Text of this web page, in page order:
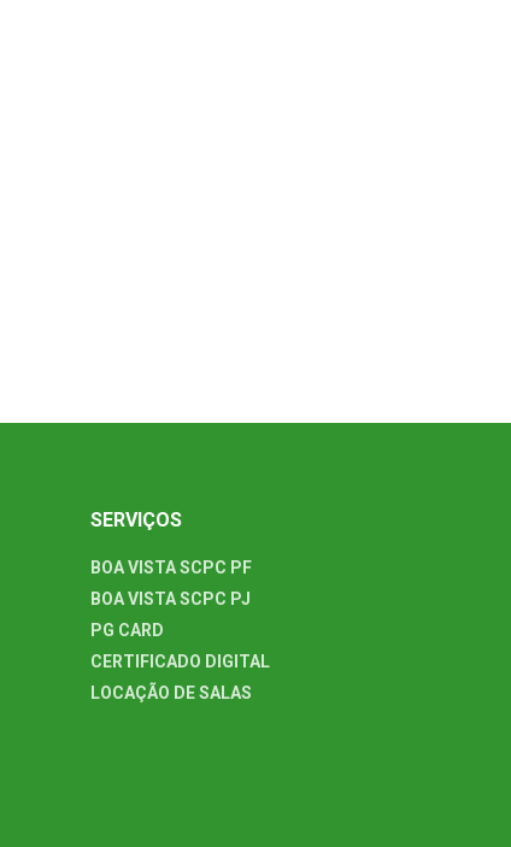
SERVIÇOS
BOA VISTA SCPC PF
BOA VISTA SCPC PJ
PG CARD
CERTIFICADO DIGITAL
LOCAÇÃO DE SALAS